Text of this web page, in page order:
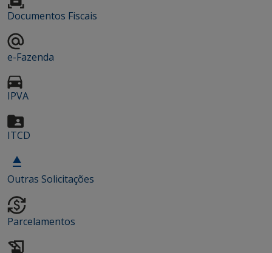
Documentos Fiscais
e-Fazenda
IPVA
ITCD
Outras Solicitações
Parcelamentos